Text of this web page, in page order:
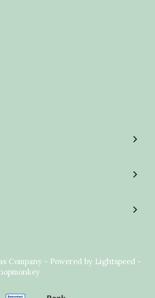
Company - Powered by Lightspeed -